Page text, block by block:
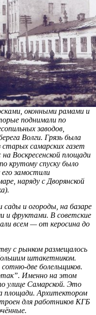
оконными рамами и
поднимали по
заводов,
Волги. Грязь была
старых самарских газет
Воскресенской площади
крутому спуску было
замостили
наряду с Дворянской
сады и огороды, на базаре
и фруктами. В советские
всем — от керосина до
с рынком размещалось
штакетником.
сотню-две болельщиков.
Именно на этом
улице Самарской. Это
площади. Архитектором
для работников КГБ